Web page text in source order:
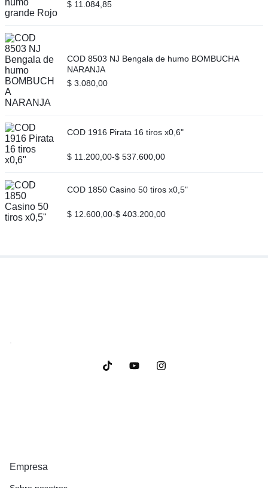
$ 11.084,85
COD 8503 NJ Bengala de humo BOMBUCHA
NARANJA
$ 3.080,00
COD 1916 Pirata 16 tiros x0,6"
$ 11.200,00-$ 537.600,00
COD 1850 Casino 50 tiros x0,5"
$ 12.600,00-$ 403.200,00
Empresa